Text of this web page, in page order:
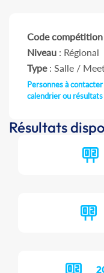
Code compétition
Niveau : Régional
Type: Salle /
Personnes à
calendrier ou résultats
Résultats